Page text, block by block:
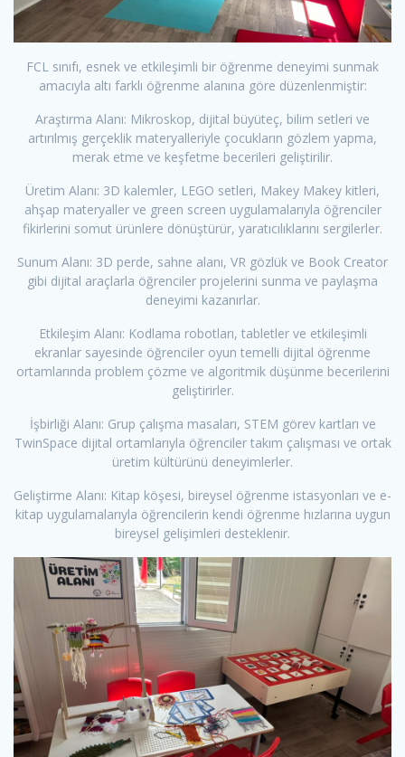
FCL sınıfı, esnek ve etkileşimli bir öğrenme deneyimi sunmak
amacıyla altı farklı öğrenme alanına göre düzenlenmiştir:
Araştırma Alanı: Mikroskop, dijital büyüteç, bilim setleri ve
artırılmış gerçeklik materyalleriyle çocukların gözlem yapma,
merak etme ve keşfetme becerileri geliştirilir.
Üretim Alanı: 3D kalemler, LEGO setleri, Makey Makey kitleri,
ahşap materyaller ve green screen uygulamalarıyla öğrenciler
fikirlerini somut ürünlere dönüştürür, yaratıcılıklarını sergilerler.
Sunum Alanı: 3D perde, sahne alanı, VR gözlük ve Book Creator
gibi dijital araçlarla öğrenciler projelerini sunma ve paylaşma
deneyimi kazanırlar.
Etkileşim Alanı: Kodlama robotları, tabletler ve etkileşimli
ekranlar sayesinde öğrenciler oyun temelli dijital öğrenme
ortamlarında problem çözme ve algoritmik düşünme becerilerini
geliştirirler.
İşbirliği Alanı: Grup çalışma masaları, STEM görev kartları ve
TwinSpace dijital ortamlarıyla öğrenciler takım çalışması ve ortak
üretim kültürünü deneyimlerler.
Geliştirme Alanı: Kitap köşesi, bireysel öğrenme istasyonları ve e-
kitap uygulamalarıyla öğrencilerin kendi öğrenme hızlarına uygun
bireysel gelişimleri desteklenir.